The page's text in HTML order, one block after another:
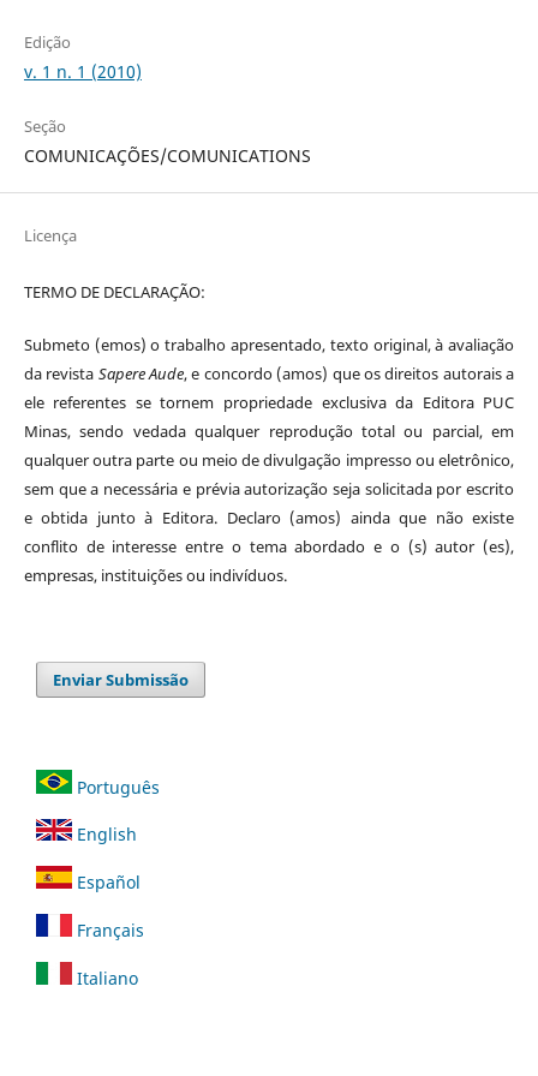
Edição
v. 1 n. 1 (2010)
Seção
COMUNICAÇÕES/COMUNICATIONS
Licença
TERMO DE DECLARAÇÃO:
Submeto (emos) o trabalho apresentado, texto original, à avaliação
da revista Sapere Aude, e concordo (amos) que os direitos autorais a
ele referentes se tornem propriedade exclusiva da Editora PUC
Minas, sendo vedada qualquer reprodução total ou parcial, em
qualquer outra parte ou meio de divulgação impresso ou eletrônico,
sem que a necessária e prévia autorização seja solicitada por escrito
e obtida junto à Editora. Declaro (amos) ainda que não existe
conflito de interesse entre o tema abordado e o (s) autor (es),
empresas, instituições ou indivíduos.
Enviar Submissão
Português
English
Español
Français
Italiano